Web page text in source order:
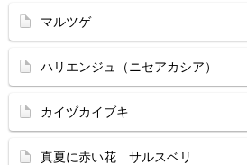
マルツゲ
ハリエンジュ（ニセアカシア）
カイヅカイブキ
真夏に赤い花 サルスベリ